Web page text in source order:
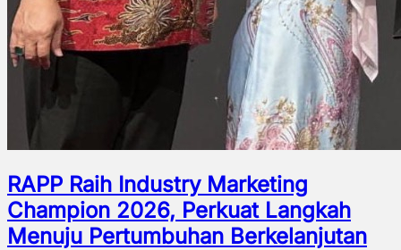
RAPP Raih Industry Marketing
Champion 2026, Perkuat Langkah
Menuju Pertumbuhan Berkelanjutan